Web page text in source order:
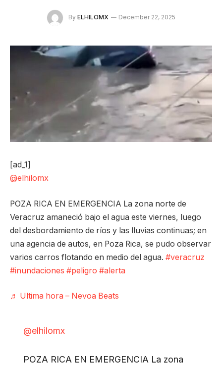
By ELHILOMX December 22, 2025
[ad_1]
@elhilomx
POZA RICA EN EMERGENCIA La zona norte de
Veracruz amaneció bajo el agua este viernes, luego
del desbordamiento de ríos y las lluvias continuas; en
una agencia de autos, en Poza Rica, se pudo observar
varios carros flotando en medio del agua. #veracruz
#inundaciones #peligro #alerta
♬ Ultima hora – Nevoa Beats
@elhilomx
POZA RICA EN EMERGENCIA La zona